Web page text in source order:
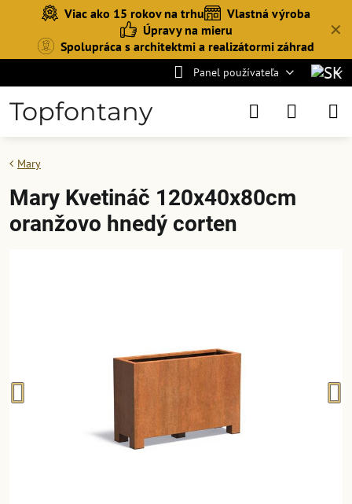
✕
Viac ako 15 rokov na trhu
Vlastná výroba
Úpravy na mieru
Spolupráca s architektmi a realizátormi záhrad
Panel používateľa
Topfontany
Mary
Mary Kvetináč 120x40x80cm
oranžovo hnedý corten